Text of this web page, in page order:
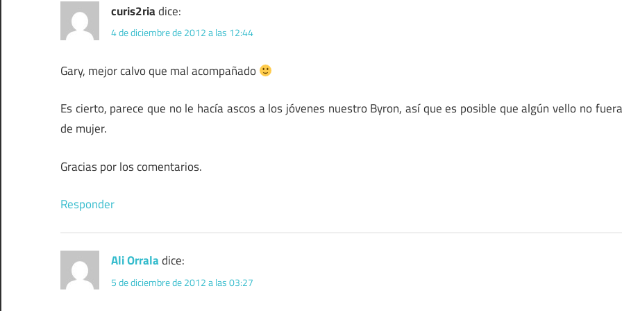
curis2riadice:
4 de diciembre de 2012 a las 12:44
Gary, mejor calvo que mal acompañado
Es cierto, parece que no le hacía ascos a los jóvenes nuestro Byron, así que es posible que algún vello no fuera
de mujer.
Gracias por los comentarios.
Responder
Ali Orraladice:
5 de diciembre de 2012 a las 03:27